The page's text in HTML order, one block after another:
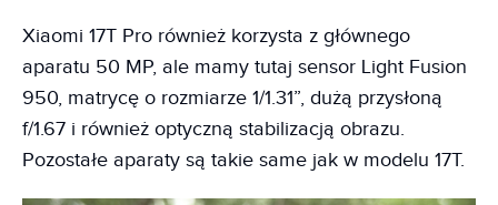
Xiaomi 17T Pro również korzysta z głównego
aparatu 50 MP, ale mamy tutaj sensor Light Fusion
950, matrycę o rozmiarze 1/1.31”, dużą przysłoną
f/1.67 i również optyczną stabilizacją obrazu.
Pozostałe aparaty są takie same jak w modelu 17T.